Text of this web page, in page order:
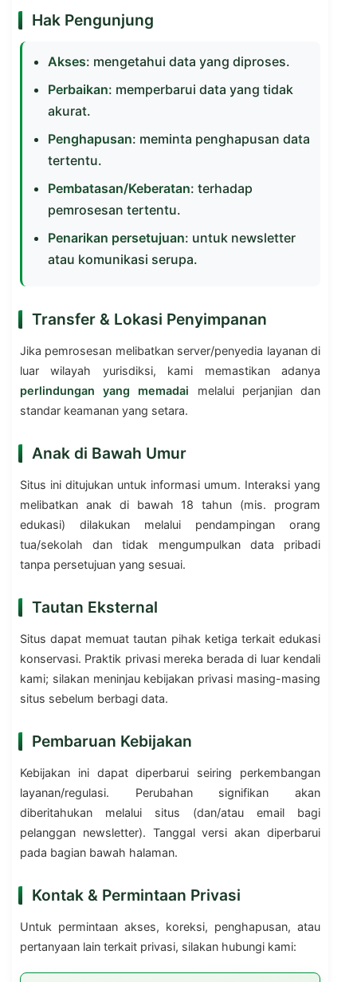
Hak Pengunjung
Akses: mengetahui data yang diproses.
Perbaikan: memperbarui data yang tidak
akurat.
Penghapusan: meminta penghapusan data
tertentu.
Pembatasan/Keberatan: terhadap
pemrosesan tertentu.
Penarikan persetujuan: untuk newsletter
atau komunikasi serupa.
Transfer & Lokasi Penyimpanan
Jika pemrosesan melibatkan server/penyedia layanan di
luar wilayah yurisdiksi, kami memastikan adanya
perlindungan yang memadai melalui perjanjian dan
standar keamanan yang setara.
Anak di Bawah Umur
Situs ini ditujukan untuk informasi umum. Interaksi yang
melibatkan anak di bawah 18 tahun (mis. program
edukasi) dilakukan melalui pendampingan orang
tua/sekolah dan tidak mengumpulkan data pribadi
tanpa persetujuan yang sesuai.
Tautan Eksternal
Situs dapat memuat tautan pihak ketiga terkait edukasi
konservasi. Praktik privasi mereka berada di luar kendali
kami; silakan meninjau kebijakan privasi masing-masing
situs sebelum berbagi data.
Pembaruan Kebijakan
Kebijakan ini dapat diperbarui seiring perkembangan
layanan/regulasi. Perubahan signifikan akan
diberitahukan melalui situs (dan/atau email bagi
pelanggan newsletter). Tanggal versi akan diperbarui
pada bagian bawah halaman.
Kontak & Permintaan Privasi
Untuk permintaan akses, koreksi, penghapusan, atau
pertanyaan lain terkait privasi, silakan hubungi kami: